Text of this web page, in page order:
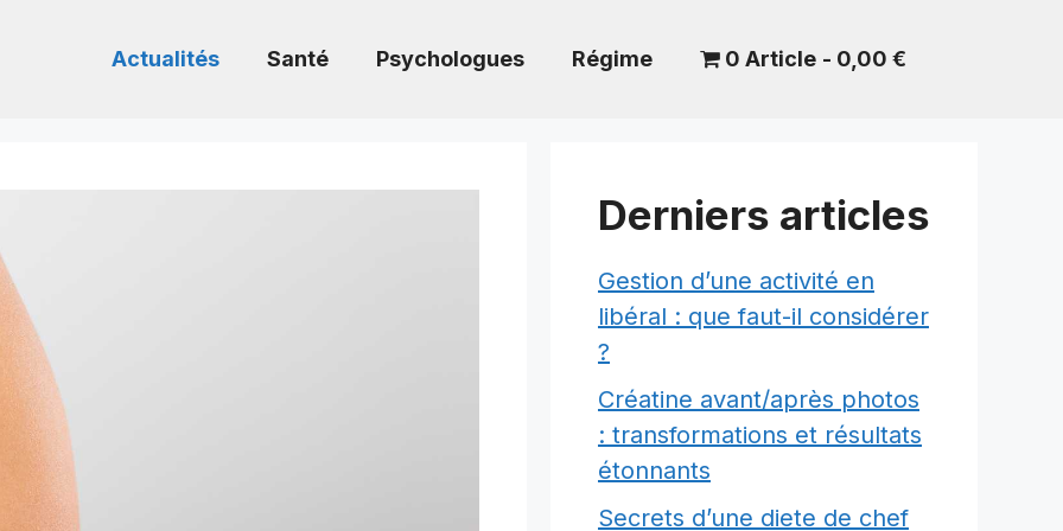
Actualités Santé Psychologues Régime 0 Article 0,00 €
Derniers articles
Gestion d’une activité en
libéral : que faut-il considérer
?
Créatine avant/après photos
: transformations et résultats
étonnants
Secrets d’une diete de chef